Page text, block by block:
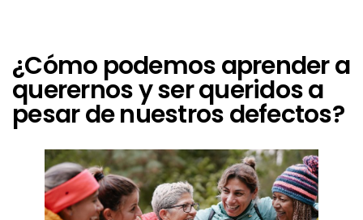
¿Cómo podemos aprender a
querernos y ser queridos a
pesar de nuestros defectos?